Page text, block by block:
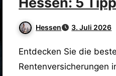
optimale Wahl!
Hessen 3. Juli 2026
Entdecken Sie die besten
Rentenversicherungen